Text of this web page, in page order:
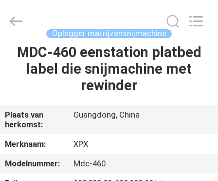
HUIS
VIDEO'S
VR-
SHOW
Reserved.
Oplegger matrijzensnijmachine
MDC-460 eenstation platbed
label die snijmachine met
rewinder
Plaats van
herkomst:
Guangdong, China
Merknaam:
XPX
Modelnummer:
Mdc-460